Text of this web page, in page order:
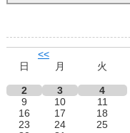
<<
日
月 火
2
3 4
9
10 11
16
17 18
23
24 25